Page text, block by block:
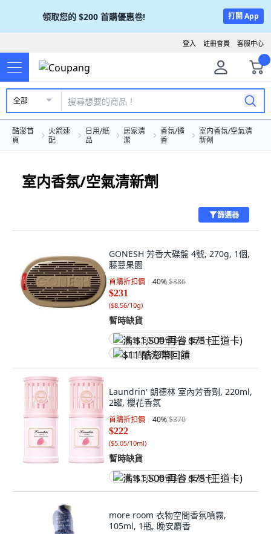
領取您的 $200 首購優惠卷! 打開 App
客服中心
註冊會員
登入
全部
酷澎首
頁
火箭速
配
日用/紙
品
居家清
潔
香氛/擴
香
室内香氛/空氣清
新劑
室内香氛/空氣清新劑
篩選器
GONESH 芳香大碟盤 4號, 270g, 1個,
藤蔓果園
首購折扣價 40%$386
$231
($8.56/10g)
暫時缺貨
满 $1,500 再省 $75 (王道卡)
$11 酷澎幣回饋
Laundrin' 朗德林 室內芳香劑, 220ml,
2罐, 櫻花香氛
首購折扣價 40%$370
$222
($5.05/10ml)
暫時缺貨
满 $1,500 再省 $75 (王道卡)
more room 衣物空間香氛噴霧,
105ml, 1瓶, 晚安麝香